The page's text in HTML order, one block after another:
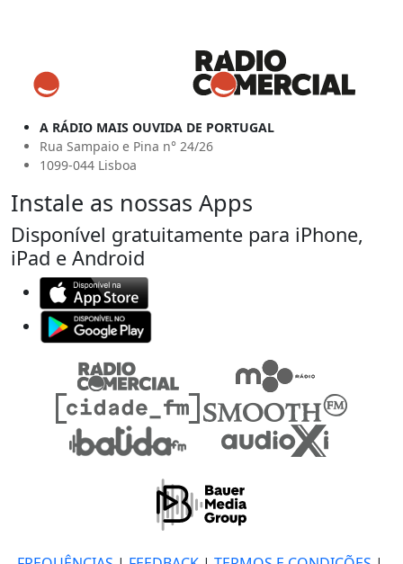
A RÁDIO MAIS OUVIDA DE PORTUGAL
Rua Sampaio e Pina n° 24/26
1099-044 Lisboa
Instale as nossas Apps
Disponível gratuitamente para iPhone,
iPad e Android